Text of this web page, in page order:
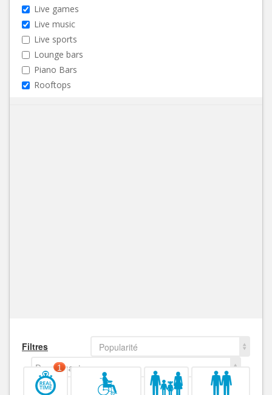
Live games
Live music
Live sports
Lounge bars
Piano Bars
Rooftops
Filtres
Popularité
Decroissant
1